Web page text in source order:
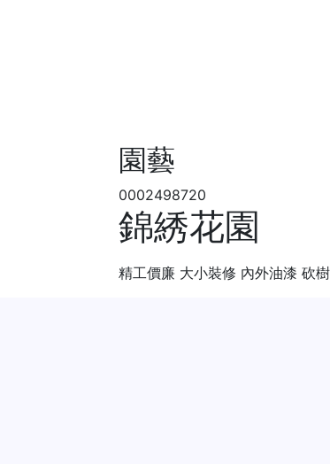
園藝
0002498720
錦綉花園
精工價廉 大小裝修 內外油漆 砍